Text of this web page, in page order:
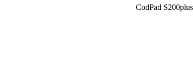
CodPad S200plus